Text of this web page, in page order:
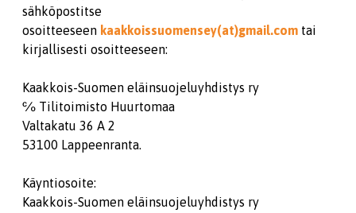
sähköpostitse
osoitteeseen kaakkoissuomensey(at)gmail.com tai
kirjallisesti osoitteeseen:
Kaakkois-Suomen eläinsuojeluyhdistys ry
℅ Tilitoimisto Huurtomaa
Valtakatu 36 A 2
53100 Lappeenranta.
Käyntiosoite:
Kaakkois-Suomen eläinsuojeluyhdistys ry